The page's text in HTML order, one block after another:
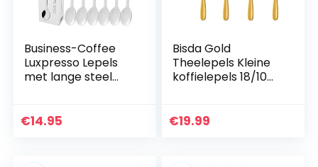
Business-Coffee
Luxpresso Lepels
met lange steel
van roestvrij staal,
€14.95
Bisda Gold
Theelepels Kleine
koffielepels 18/10
Kleurrijke Lepel
€19.99